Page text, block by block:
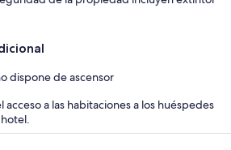
dispone de ascensor
acceso a las habitaciones a los huéspedes